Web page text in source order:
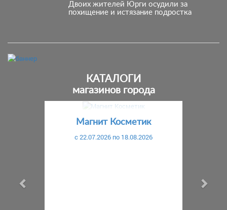
Двоих жителей Юрги осудили за
похищение и истязание подростка
КАТАЛОГИ
магазинов города
Магнит Косметик
c 22.07.2026 по 18.08.2026